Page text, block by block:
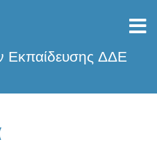
Εκπαίδευσης ΔΔΕ